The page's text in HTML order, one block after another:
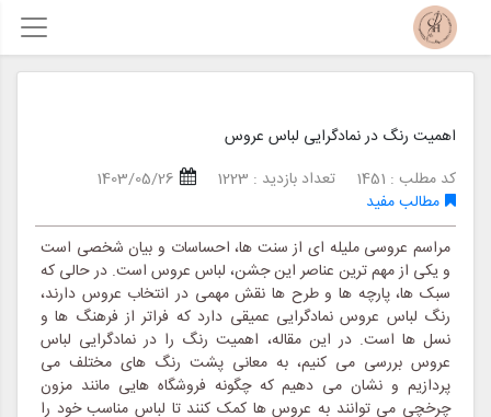
اهمیت رنگ در نمادگرایی لباس عروس
کد مطلب : 1451
تعداد بازدید : 1223
1403/05/26
مطالب مفید
مراسم عروسی ملیله ای از سنت ها، احساسات و بیان شخصی است
و یکی از مهم ترین عناصر این جشن، لباس عروس است. در حالی که
سبک ها، پارچه ها و طرح ها نقش مهمی در انتخاب عروس دارند،
رنگ لباس عروس نمادگرایی عمیقی دارد که فراتر از فرهنگ ها و
نسل ها است. در این مقاله، اهمیت رنگ را در نمادگرایی لباس
عروس بررسی می کنیم، به معانی پشت رنگ های مختلف می
پردازیم و نشان می دهیم که چگونه فروشگاه هایی مانند مزون
چرخچی می توانند به عروس ها کمک کنند تا لباس مناسب خود را